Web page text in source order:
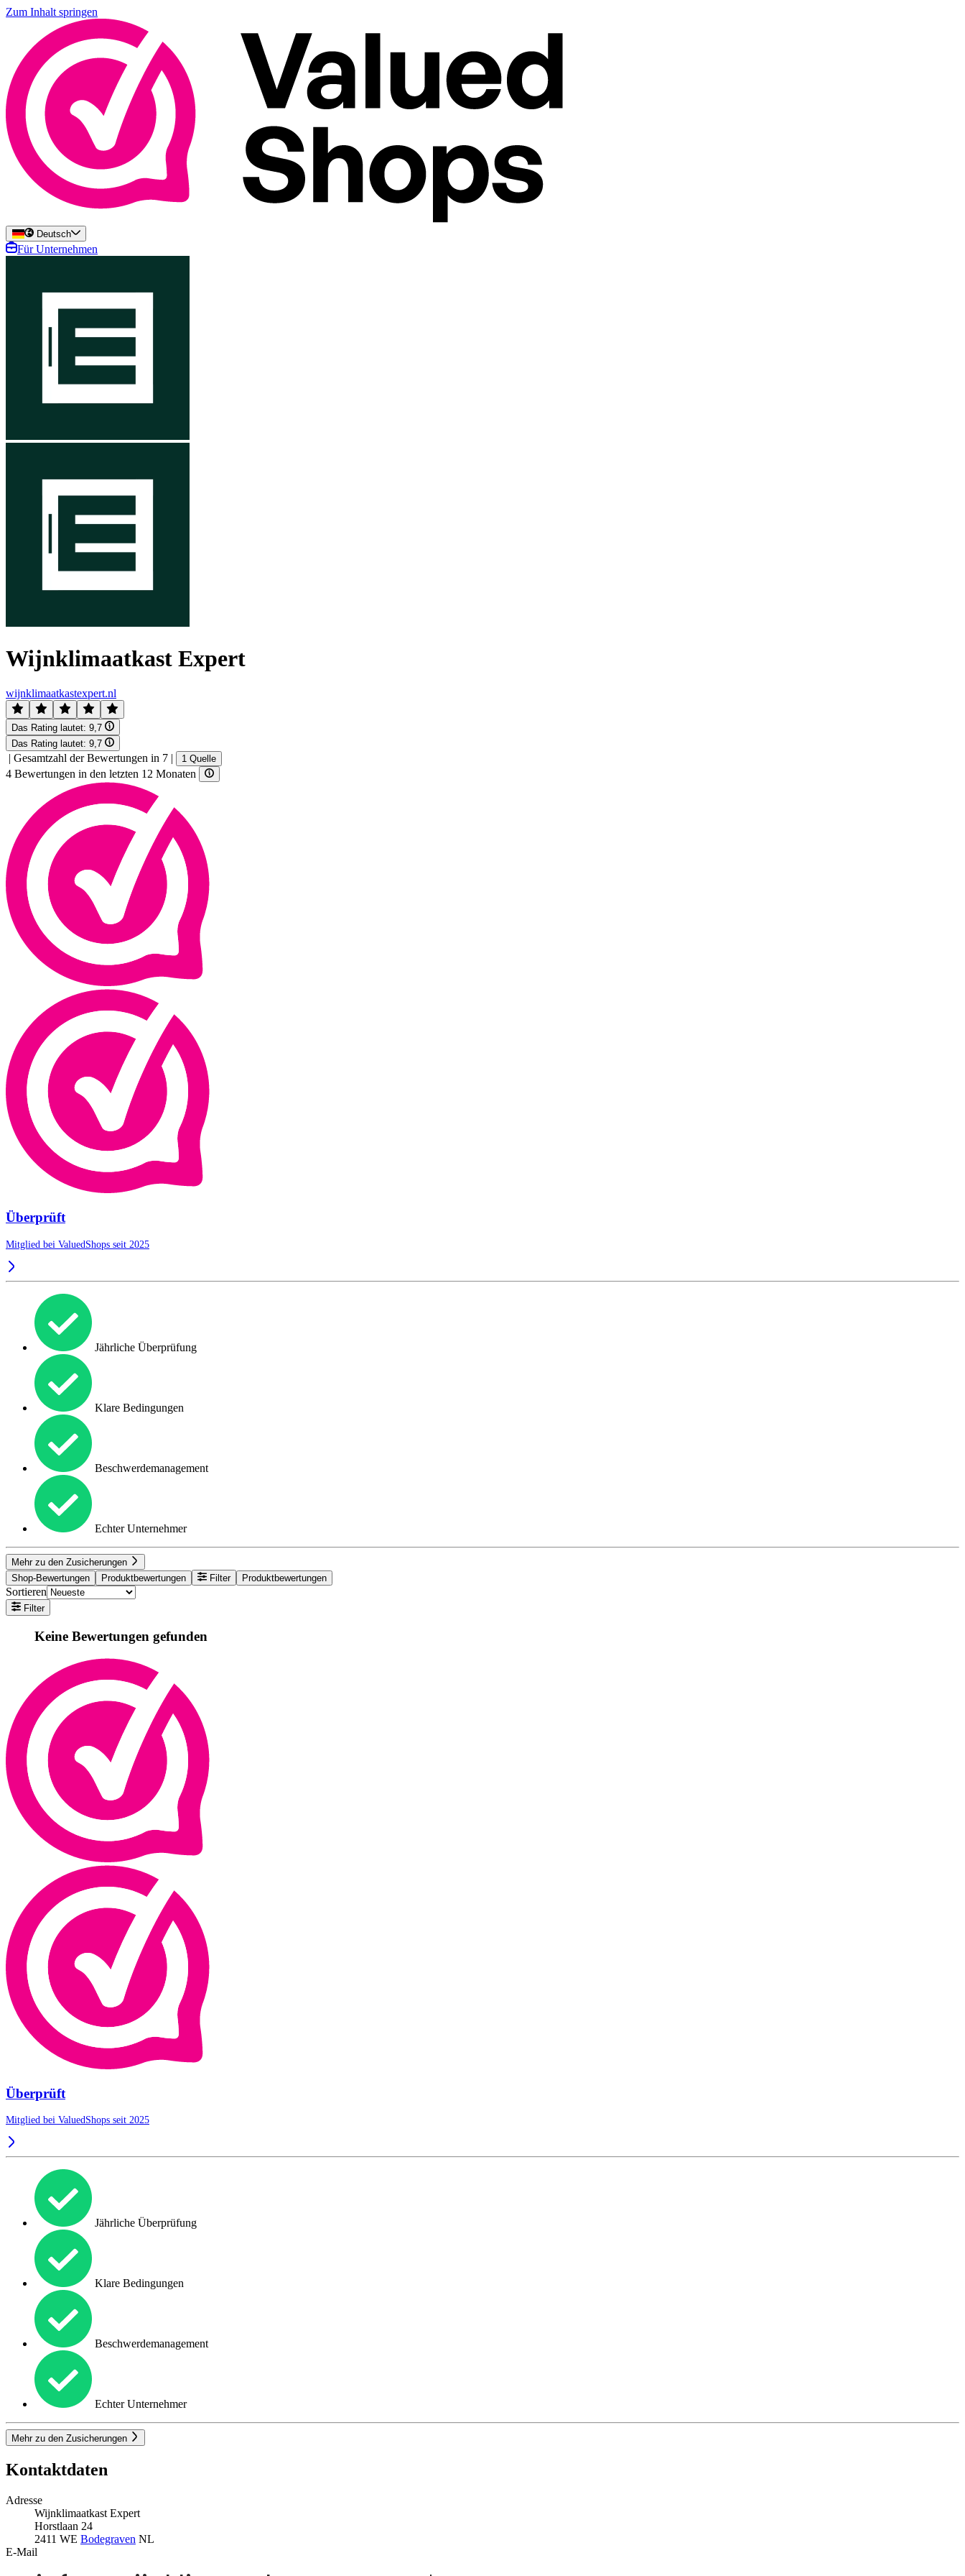
Zum Inhalt springen
Deutsch
Für Unternehmen
Wijnklimaatkast Expert
wijnklimaatkastexpert.nl
Das Rating lautet: 9,7
Das Rating lautet: 9,7
| Gesamtzahl der Bewertungen in 7 | 1 Quelle
4 Bewertungen in den letzten 12 Monaten
Überprüft
Mitglied bei ValuedShops seit 2025
Jährliche Überprüfung
Klare Bedingungen
Beschwerdemanagement
Echter Unternehmer
Mehr zu den Zusicherungen
Shop-Bewertungen
Produktbewertungen Filter Produktbewertungen
Sortieren
Filter
Keine Bewertungen gefunden
Überprüft
Mitglied bei ValuedShops seit 2025
Jährliche Überprüfung
Klare Bedingungen
Beschwerdemanagement
Echter Unternehmer
Mehr zu den Zusicherungen
Kontaktdaten
Adresse
Wijnklimaatkast Expert
Horstlaan 24
2411 WE Bodegraven NL
E-Mail